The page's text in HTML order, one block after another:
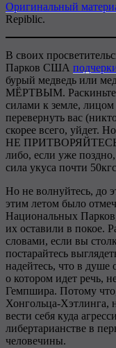
Оригинальный
Repiblic.
В своих
Парков США
бурый медведь или
МЁРТВЫМ. Раскиньте
силами к земле,
перевернуть вас
скорее всего, уйдет.
НЕ ПРИТВОРЯЙТЕСЬ
либо, если уже
сила укуса почти
Но не волнуйтесь, до
этим летом было
Национальных
их оставили в покое.
словами, если вы
постарайтесь
надейтесь, что в душе
о котором идет речь,
Гемпшира. Потому
Хонгольца-Хэтлинга,
вести себя куда
либертарианстве в
человечины.